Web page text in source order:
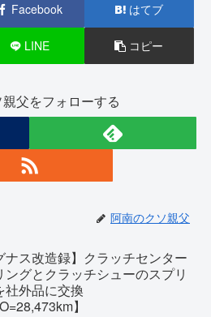
Facebook はてブ
LINE コピー
父をフォローする
阿南のクソ親父
ナス改造録】クラッチセンター
ングとクラッチシューのスプリ
社外品に交換
】